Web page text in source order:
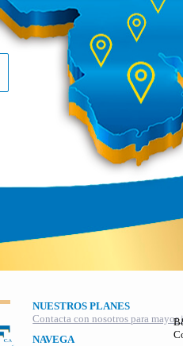
NUESTROS PLANES
Contacta con nosotros para
NAVEGA